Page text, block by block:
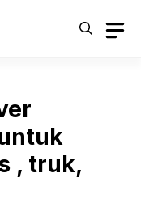
, truk,